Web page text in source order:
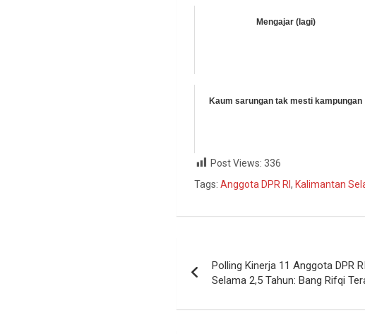
Mengajar (lagi)
Kaum sarungan tak mesti kampungan
Post Views: 336
Tags: Anggota DPR RI, Kalimantan
Polling Kinerja 11 Anggota DPR
Selama 2,5 Tahun: Bang Rifqi